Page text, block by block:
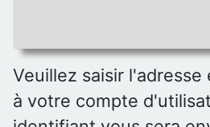
Veuillez saisir l'adresse
à votre compte